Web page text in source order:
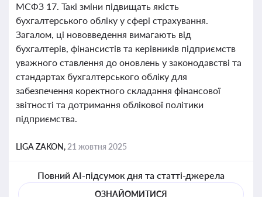
МСФЗ 17. Такі зміни підвищать якість
бухгалтерського обліку у сфері страхування.
Загалом, ці нововведення вимагають від
бухгалтерів, фінансистів та керівників підприємств
уважного ставлення до оновлень у законодавстві та
стандартах бухгалтерського обліку для
забезпечення коректного складання фінансової
звітності та дотримання облікової політики
підприємства.
LIGA ZAKON, 21 жовтня 2025
Повний AI-підсумок дня та статті-джерела
ОЗНАЙОМИТИСЯ